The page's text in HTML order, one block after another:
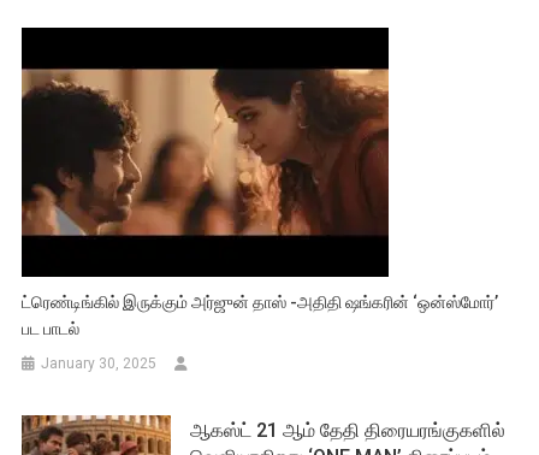
ட்ரெண்டிங்கில் இருக்கும் அர்ஜுன் தாஸ் -அதிதி ஷங்கரின் ‘ஒன்ஸ்மோர்’
பட பாடல்
January 30, 2025
ஆகஸ்ட் 21 ஆம் தேதி திரையரங்குகளில்